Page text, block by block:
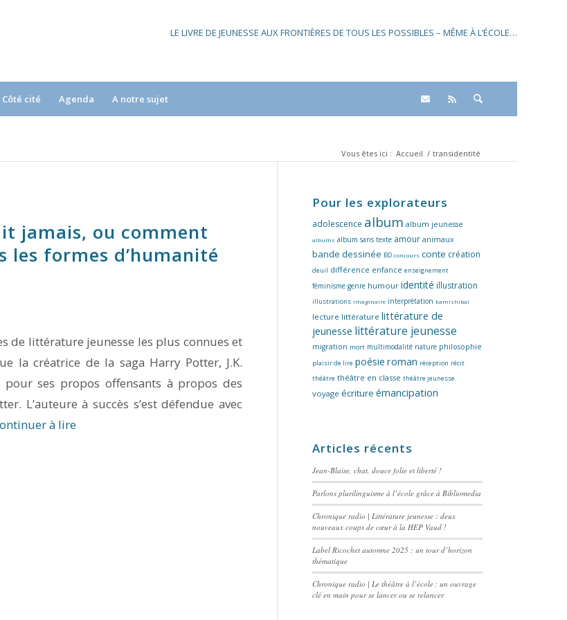
LE LIVRE DE JEUNESSE AUX FRONTIÈRES DE TOUS LES POSSIBLES – MÊME À L’ÉCOLE…
Côté cité Agenda A notre sujet
Vous êtes ici : Accueil / transidentité
jamais, ou comment
formes d’humanité
de littérature jeunesse les plus connues et
la créatrice de la saga Harry Potter, J.K.
pour ses propos offensants à propos des
L’auteure à succès s’est défendue avec
à lire
Pour les explorateurs
adolescence album album jeunesse
albums album sans texte amour animaux
bande dessinée BD concours conte création
deuil différence enfance enseignement
féminisme genre humour identité illustration
illustrations imaginaire interprétation kamishibaï
lecture littérature littérature de
jeunesse littérature jeunesse
migration mort multimodalité nature philosophie
plaisir de lire poésie roman réception récit
théâtre théâtre en classe théâtre jeunesse
voyage écriture émancipation
Articles récents
Jean-Blaise, chat, douce folie et liberté !
Parlons plurilinguisme à l’école grâce à Bibliomedia
Chronique radio | Littérature jeunesse : deux
nouveaux coups de cœur à la HEP Vaud !
Label Ricochet automne 2025 : un tour d’horizon
thématique
Chronique radio | Le théâtre à l’école : un ouvrage
clé en main pour se lancer ou se relancer